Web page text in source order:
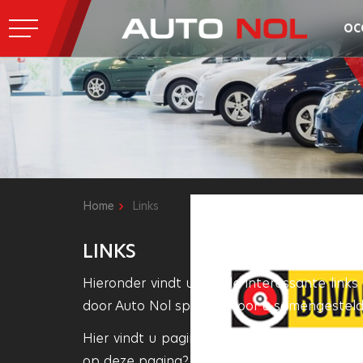
Home Links
LINKS
Hieronder vindt u enkele interessante
door Auto Nol speciaal voor u
Hier vindt u pagina’s die wij als mogelijk